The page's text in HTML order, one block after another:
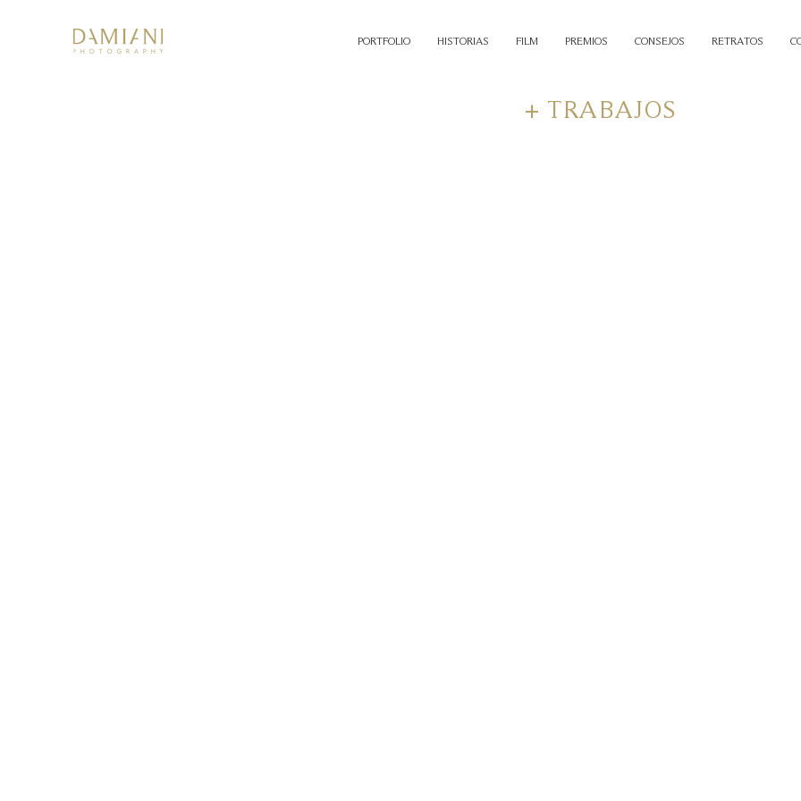
PORTFOLIO HISTORIAS FILM PREMIOS CONSEJOS RETRATOS
+ TRABAJOS